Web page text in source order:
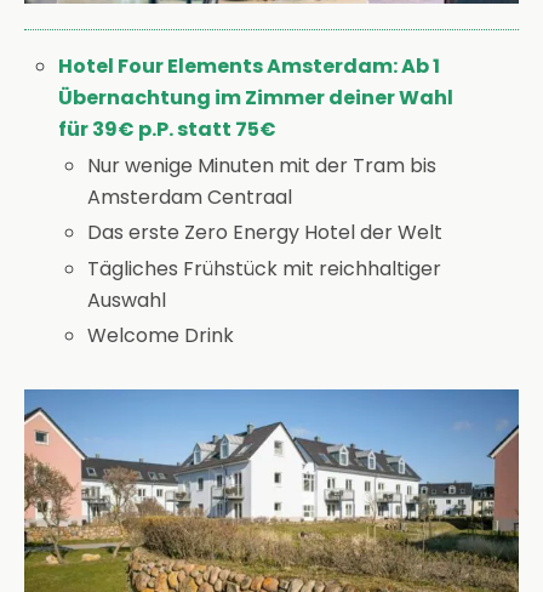
Hotel Four Elements Amsterdam: Ab 1
Übernachtung im Zimmer deiner Wahl
für 39€ p.P. statt 75€
Nur wenige Minuten mit der Tram bis
Amsterdam Centraal
Das erste Zero Energy Hotel der Welt
Tägliches Frühstück mit reichhaltiger
Auswahl
Welcome Drink